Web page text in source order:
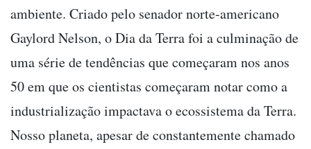
ambiente. Criado pelo senador norte-americano
Gaylord Nelson, o Dia da Terra foi a culminação de
uma série de tendências que começaram nos anos
50 em que os cientistas começaram notar como a
industrialização impactava o ecossistema da Terra.
Nosso planeta, apesar de constantemente chamado